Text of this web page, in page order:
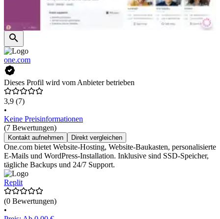
one.com
Dieses Profil wird vom Anbieter betrieben
3,9 (7)
•
Keine Preisinformationen
(7 Bewertungen)
Kontakt aufnehmen Direkt vergleichen
One.com bietet Website-Hosting, Website-Baukasten, personalisierte
E-Mails und WordPress-Installation. Inklusive sind SSD-Speicher,
tägliche Backups und 24/7 Support.
Replit
(0 Bewertungen)
•